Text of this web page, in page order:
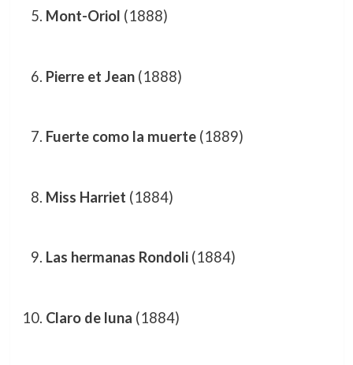
Mont-Oriol (1888)
Pierre et Jean(1888)
Fuerte como la muerte(1889)
Miss Harriet (1884)
Las hermanas Rondoli(1884)
Claro de luna (1884)